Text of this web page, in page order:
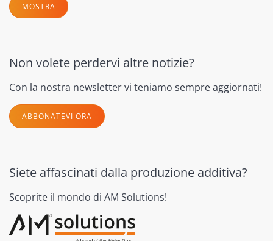
MOSTRA
Non volete perdervi altre notizie?
Con la nostra newsletter vi teniamo sempre aggiornati!
ABBONATEVI ORA
Siete affascinati dalla produzione additiva?
Scoprite il mondo di AM Solutions!